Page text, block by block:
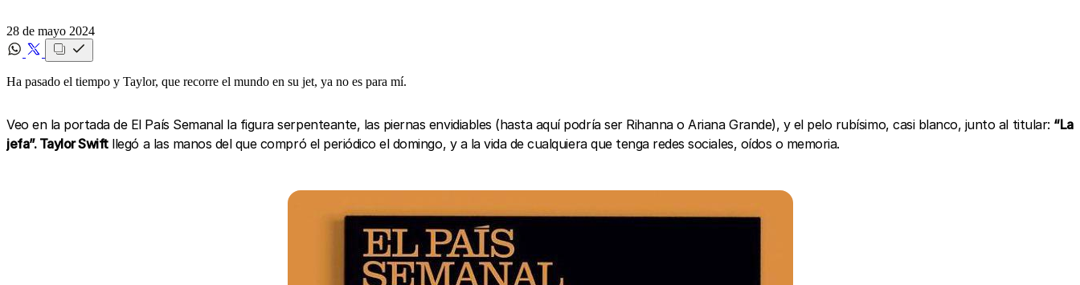
28 de mayo 2024
Ha pasado el tiempo y Taylor, que recorre el mundo en su jet, ya no es para mí.
Veo en la portada de El País Semanal la figura serpenteante, las piernas envidiables (hasta aquí podría ser Rihanna o Ariana Grande), y el pelo rubísimo, casi blanco, junto al titular: “La
jefa”. Taylor Swiftllegó a las manos del que compró el periódico el domingo, y a la vida de cualquiera que tenga redes sociales, oídos o memoria.